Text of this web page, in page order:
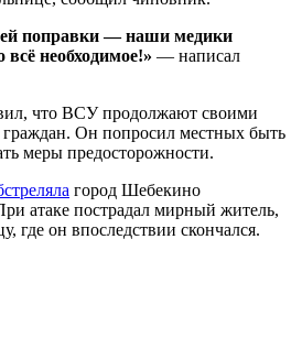
поправки — наши медики
всё необходимое!» — написал
что ВСУ продолжают своими
Он попросил местных быть
меры предосторожности.
город Шебекино
атаке пострадал мирный житель,
где он впоследствии скончался.